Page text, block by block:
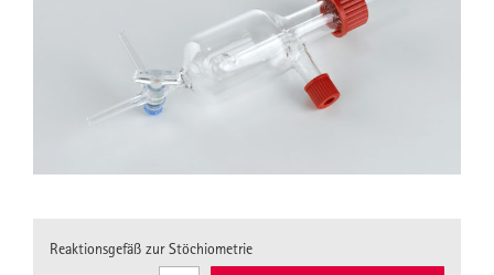
Reaktionsgefäß zur Stöchiometrie